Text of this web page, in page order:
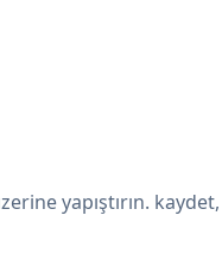
yapıştırın. kaydet,